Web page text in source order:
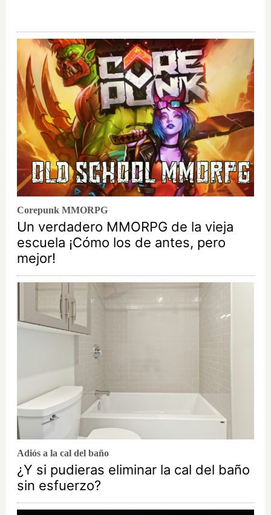
Corepunk MMORPG
Un verdadero MMORPG de la vieja
escuela ¡Cómo los de antes, pero
mejor!
Adiós a la cal del baño
¿Y si pudieras eliminar la cal del baño
sin esfuerzo?